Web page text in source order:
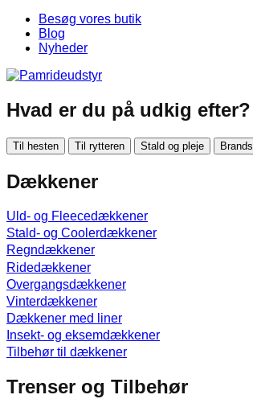
Besøg vores butik
Blog
Nyheder
Hvad er du på udkig efter?
Til hesten Til rytteren Stald og pleje Brands
Dækkener
Uld- og Fleecedækkener
Stald- og Coolerdækkener
Regndækkener
Ridedækkener
Overgangsdækkener
Vinterdækkener
Dækkener med liner
Insekt- og eksemdækkener
Tilbehør til dækkener
Trenser og Tilbehør